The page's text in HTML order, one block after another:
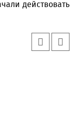
действовать